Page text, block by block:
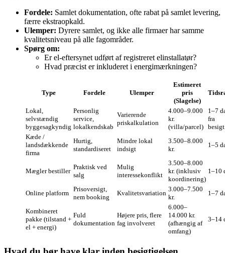
Fordele: Samlet dokumentation, ofte rabat på samlet levering,
færre ekstraopkald.
Ulemper: Dyrere samlet, og ikke alle firmaer har samme
kvalitetsniveau på alle fagområder.
Spørg om:
Er el‑eftersynet udført af registreret elinstallatør?
Hvad præcist er inkluderet i energimærkningen?
Type Fordele Ulemper
Estimeret
pris
(Slagelse)
Lokal,
selvstændig
byggesagkyndig
Personlig
service,
lokalkendskab
Varierende
priskalkulation
4.000–9.000
kr.
(villa/parcel)
1–7
fra
Kæde /
landsdækkende
firma
Hurtig,
standardiseret
Mindre lokal
indsigt
3.500–8.000
kr.
1–5
Mægler bestiller
Praktisk ved
salg
Mulig
interessekonflikt
3.500–8.000
kr. (inklusiv
koordinering)
1–10
Online platform
Prisoversigt,
nem booking
Kvalitetsvariation
3.000–7.500
kr.
1–7
Kombineret
pakke (tilstand +
el + energi)
Fuld
dokumentation
Højere pris, flere
fag involveret
6.000–
14.000 kr.
(afhængig af
omfang)
3–14